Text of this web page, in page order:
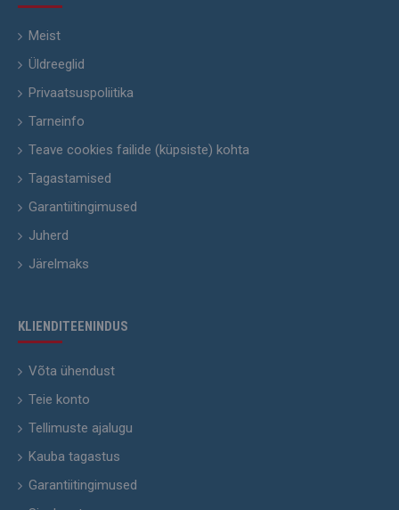
Meist
Üldreeglid
Privaatsuspoliitika
Tarneinfo
Teave cookies failide (küpsiste) kohta
Tagastamised
Garantiitingimused
Juherd
Järelmaks
KLIENDITEENINDUS
Võta ühendust
Teie konto
Tellimuste ajalugu
Kauba tagastus
Garantiitingimused